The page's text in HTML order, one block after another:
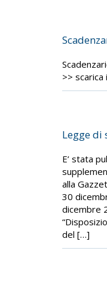
>>
Legge di
E’ stata
alla
30
dicembre
del […]